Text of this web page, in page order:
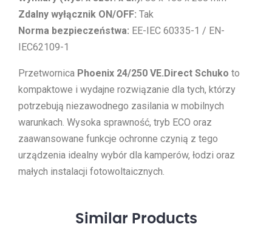
Zdalny wyłącznik ON/OFF: Tak
Norma bezpieczeństwa: EE-IEC 60335-1 / EN-
IEC62109-1
Przetwornica Phoenix 24/250 VE.Direct Schuko to
kompaktowe i wydajne rozwiązanie dla tych, którzy
potrzebują niezawodnego zasilania w mobilnych
warunkach. Wysoka sprawność, tryb ECO oraz
zaawansowane funkcje ochronne czynią z tego
urządzenia idealny wybór dla kamperów, łodzi oraz
małych instalacji fotowoltaicznych.
Similar Products